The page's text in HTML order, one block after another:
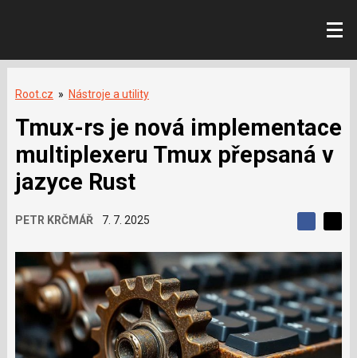
Root.cz » Nástroje a utility
Tmux-rs je nová implementace
multiplexeru Tmux přepsaná v
jazyce Rust
PETR KRČMÁŘ 7. 7. 2025
S
d
í
l
e
t
S
l
e
j
t
e
n
a
F
í
l
e
j
t
e
n
a